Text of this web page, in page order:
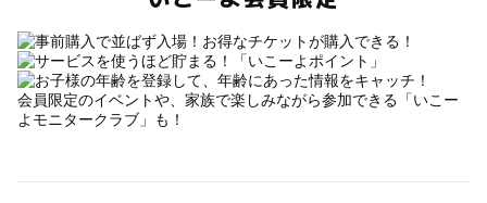
会員限定のイベントや、家族で楽しみながら参加できる「いこー
よモニタークラブ」も！